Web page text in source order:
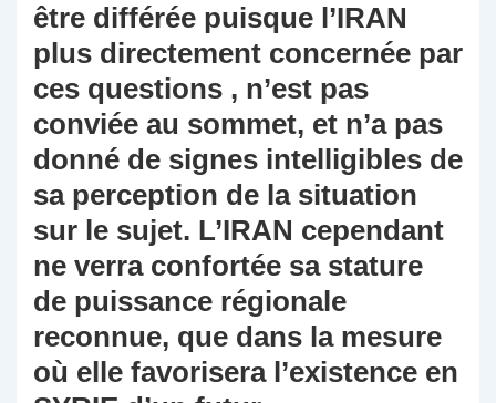
être différée puisque l’IRAN
plus directement concernée par
ces questions , n’est pas
conviée au sommet, et n’a pas
donné de signes intelligibles de
sa perception de la situation
sur le sujet. L’IRAN cependant
ne verra confortée sa stature
de puissance régionale
reconnue, que dans la mesure
où elle favorisera l’existence en